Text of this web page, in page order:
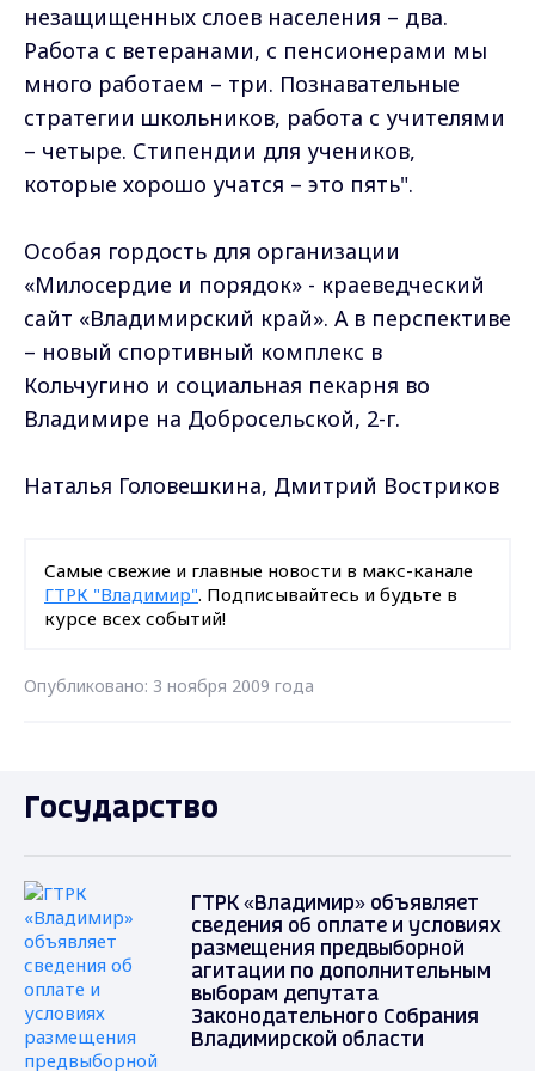
незащищенных слоев населения – два.
Работа с ветеранами, с пенсионерами мы
много работаем – три. Познавательные
стратегии школьников, работа с учителями
– четыре. Стипендии для учеников,
которые хорошо учатся – это пять".
Особая гордость для организации
«Милосердие и порядок» - краеведческий
сайт «Владимирский край». А в перспективе
– новый спортивный комплекс в
Кольчугино и социальная пекарня во
Владимире на Добросельской, 2-г.
Наталья Головешкина, Дмитрий Востриков
Самые свежие и главные новости в макс-канале
ГТРК "Владимир". Подписывайтесь и будьте в
курсе всех событий!
Опубликовано: 3 ноября 2009 года
Государство
ГТРК «Владимир» объявляет
сведения об оплате и условиях
размещения предвыборной
агитации по дополнительным
выборам депутата
Законодательного Собрания
Владимирской области